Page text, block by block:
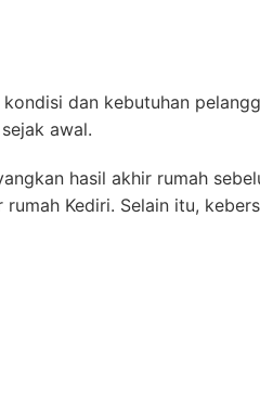
dan kebutuhan
awal.
hasil akhir rumah
Kediri. Selain itu,